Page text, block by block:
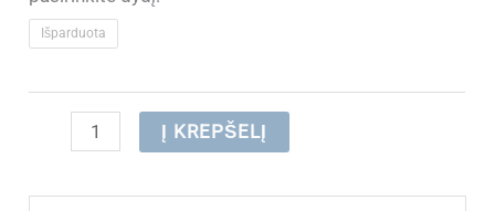
Išparduota
produkto
(IŠPARDUOTA)
Į KREPŠELĮ